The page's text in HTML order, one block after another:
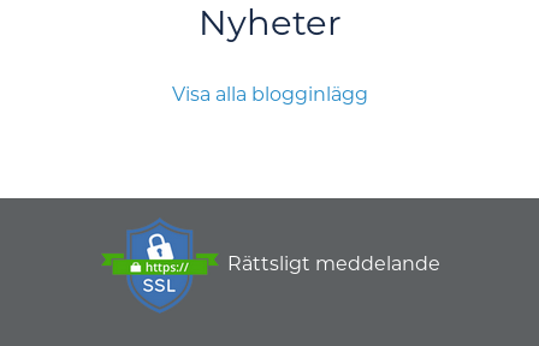
Nyheter
Visa alla blogginlägg
Rättsligt meddelande